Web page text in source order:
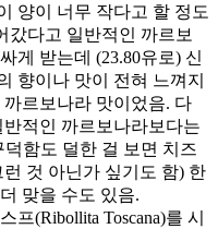
양이 너무 작다고 할 정도
갔다고 일반적인 까르보
게 받는데 (23.80유로) 신
향이나 맛이 전혀 느껴지
르보나라 맛이었음. 다
적인 까르보나라보다는
함도 덜한 걸 보면 치즈
것 아닌가 싶기도 함) 한
맞을 수도 있음.
프(Ribollita Toscana)를 시